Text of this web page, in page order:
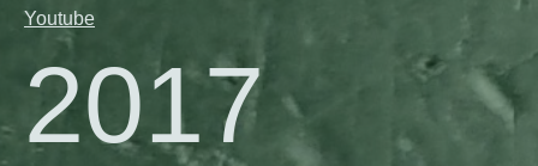
2017
Youtube